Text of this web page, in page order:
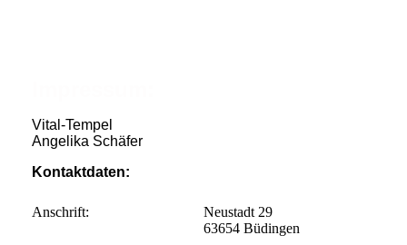
Vital-Tempel
Angelika Schäfer
Kontaktdaten:
Anschrift:
Neustadt 29
63654 Büdingen